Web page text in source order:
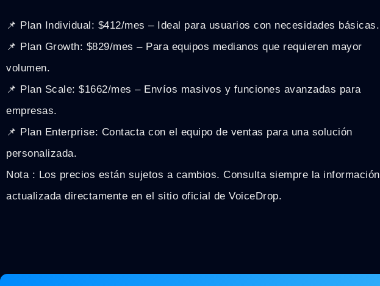
📌 Plan Individual: $412/mes – Ideal para usuarios con necesidades básicas.
📌 Plan Growth: $829/mes – Para equipos medianos que requieren mayor
volumen.
📌 Plan Scale: $1662/mes – Envíos masivos y funciones avanzadas para
empresas.
📌 Plan Enterprise: Contacta con el equipo de ventas para una solución
personalizada.
Nota : Los precios están sujetos a cambios. Consulta siempre la información
actualizada directamente en el sitio oficial de VoiceDrop.